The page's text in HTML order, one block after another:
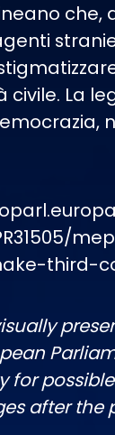
che,
civile. La
third-
for
after the